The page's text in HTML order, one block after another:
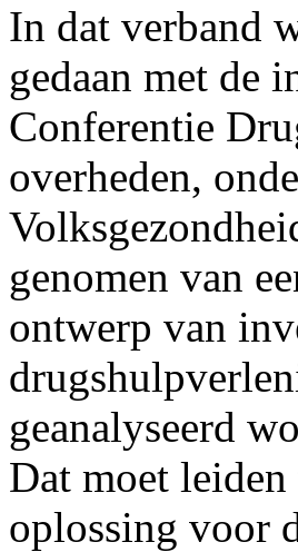
In dat verband
gedaan met de
Conferentie
overheden,
genomen van
ontwerp van
geanalyseerd
Dat moet
oplossing voor